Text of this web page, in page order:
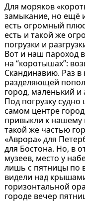
Для моряков
замыкание, но ещё
есть огромный
есть и такой же
погрузки и
Вот и наш пароход
на “коротышах”:
Скандинавию. Раз в
разделяющей
город, маленький и
Под погрузку
самом центре
привыкли к нашему
такой же частью
«Аврора» для
для Бостона. Но, в
музеев, место у
лишь с пятницы по
видели над
горизонтальной
городе вечер